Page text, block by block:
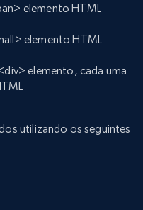
elemento HTML
elemento HTML
elemento, cada uma
utilizando os seguintes